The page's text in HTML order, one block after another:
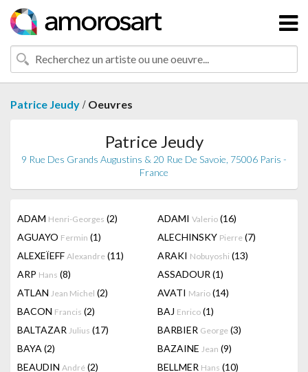
Patrice Jeudy / Oeuvres
Patrice Jeudy
9 Rue Des Grands Augustins & 20 Rue De Savoie, 75006 Paris -
France
ADAM Henri-Georges (2) ADAMI Valerio (16)
AGUAYO Fermin (1) ALECHINSKY Pierre (7)
ALEXEÏEFF Alexandre (11) ARAKI Nobuyoshi (13)
ARP Hans (8) ASSADOUR (1)
ATLAN Jean Michel (2) AVATI Mario (14)
BACON Francis (2) BAJ Enrico (1)
BALTAZAR Julius (17) BARBIER George (3)
BAYA (2) BAZAINE Jean (9)
BEAUDIN André (2) BELLMER Hans (10)